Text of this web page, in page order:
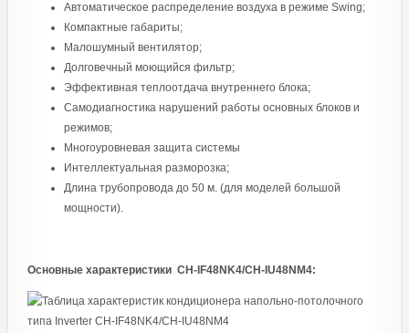
Автоматическое распределение воздуха в режиме Swing;
Компактные габариты;
Малошумный вентилятор;
Долговечный моющийся фильтр;
Эффективная теплоотдача внутреннего блока;
Самодиагностика нарушений работы основных блоков и
режимов;
Многоуровневая защита системы
Интеллектуальная разморозка;
Длина трубопровода до 50 м. (для моделей большой
мощности).
Основные характеристики CH-IF48NK4/CH-IU48NM4: